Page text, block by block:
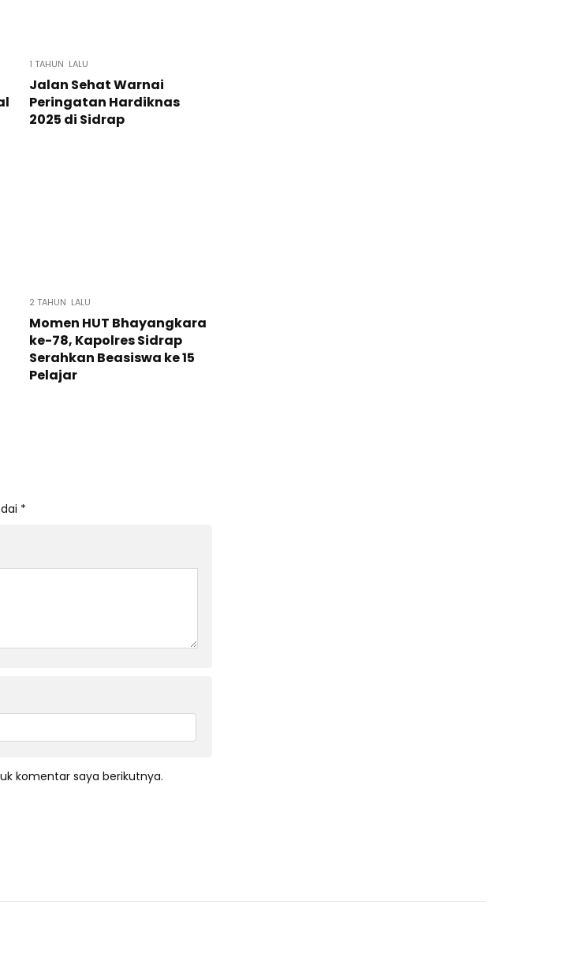
1 TAHUN LALU
Jalan Sehat Warnai
Peringatan Hardiknas
2025 di Sidrap
2 TAHUN LALU
Momen HUT Bhayangkara
ke-78, Kapolres Sidrap
Serahkan Beasiswa ke 15
Pelajar
*
komentar saya berikutnya.